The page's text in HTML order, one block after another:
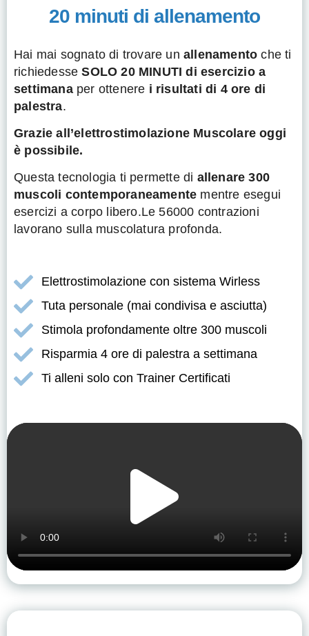
20 minuti di allenamento
Hai mai sognato di trovare un allenamento che ti
richiedesseSOLO 20 MINUTI di esercizio a
settimanaper ottenere i risultati di 4 ore di
palestra.
Grazie all’elettrostimolazione Muscolare oggi
è possibile.
Questa tecnologia ti permette di allenare 300
muscoli contemporaneamente mentre esegui
esercizi a corpo libero.Le 56000 contrazioni
lavorano sulla muscolatura profonda.
Elettrostimolazione con sistema Wirless
Tuta personale (mai condivisa e asciutta)
Stimola profondamente oltre 300 muscoli
Risparmia 4 ore di palestra a settimana
Ti alleni solo con Trainer Certificati